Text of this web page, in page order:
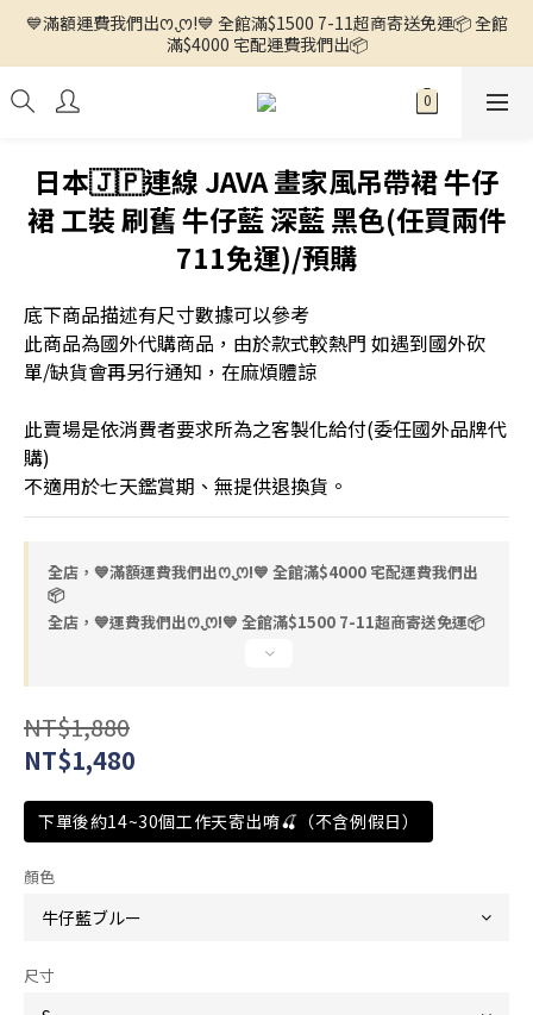
🌼徵求客人中🌼 ◕ᴗ<.ᐟ 更多新品歡迎追蹤官方INSTAGRAM🔗
💙滿額運費我們出ꯁ.̮ꯁ!💙 全館滿$1500 7-11超商寄送免運📦 全館
滿$4000 宅配運費我們出📦
🌼徵求客人中🌼 ◕ᴗ<.ᐟ 更多新品歡迎追蹤官方INSTAGRAM🔗
日本🇯🇵連線 JAVA 畫家風吊帶裙 牛仔
裙 工裝 刷舊 牛仔藍 深藍 黑色(任買兩件
711免運)/預購
底下商品描述有尺寸數據可以參考
此商品為國外代購商品，由於款式較熱門 如遇到國外砍
單/缺貨會再另行通知，在麻煩體諒
此賣場是依消費者要求所為之客製化給付(委任國外品牌代
購)
不適用於七天鑑賞期、無提供退換貨。
全店，💙滿額運費我們出ꯁ.̮ꯁ!💙 全館滿$4000 宅配運費我們出
📦
全店，💙運費我們出ꯁ.̮ꯁ!💙 全館滿$1500 7-11超商寄送免運📦
NT$1,880
NT$1,480
下單後約14~30個工作天寄出唷🍒（不含例假日）
顏色
尺寸